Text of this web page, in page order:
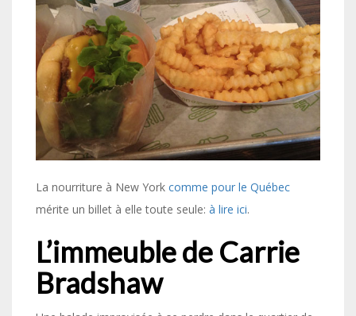
La nourriture à New York comme pour le Québec
mérite un billet à elle toute seule: à lire ici.
L’immeuble de Carrie
Bradshaw